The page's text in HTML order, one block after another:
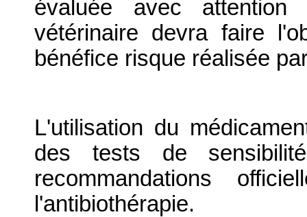
évaluée avec attention
vétérinaire devra faire
bénéfice risque réalisée
L'utilisation du
des tests de
recommandations
l'antibiothérapie.